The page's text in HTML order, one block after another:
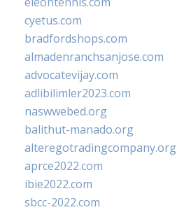
cyetus.com
bradfordshops.com
almadenranchsanjose.com
advocatevijay.com
adlibilimler2023.com
naswwebed.org
balithut-manado.org
alteregotradingcompany.org
aprce2022.com
ibie2022.com
sbcc-2022.com